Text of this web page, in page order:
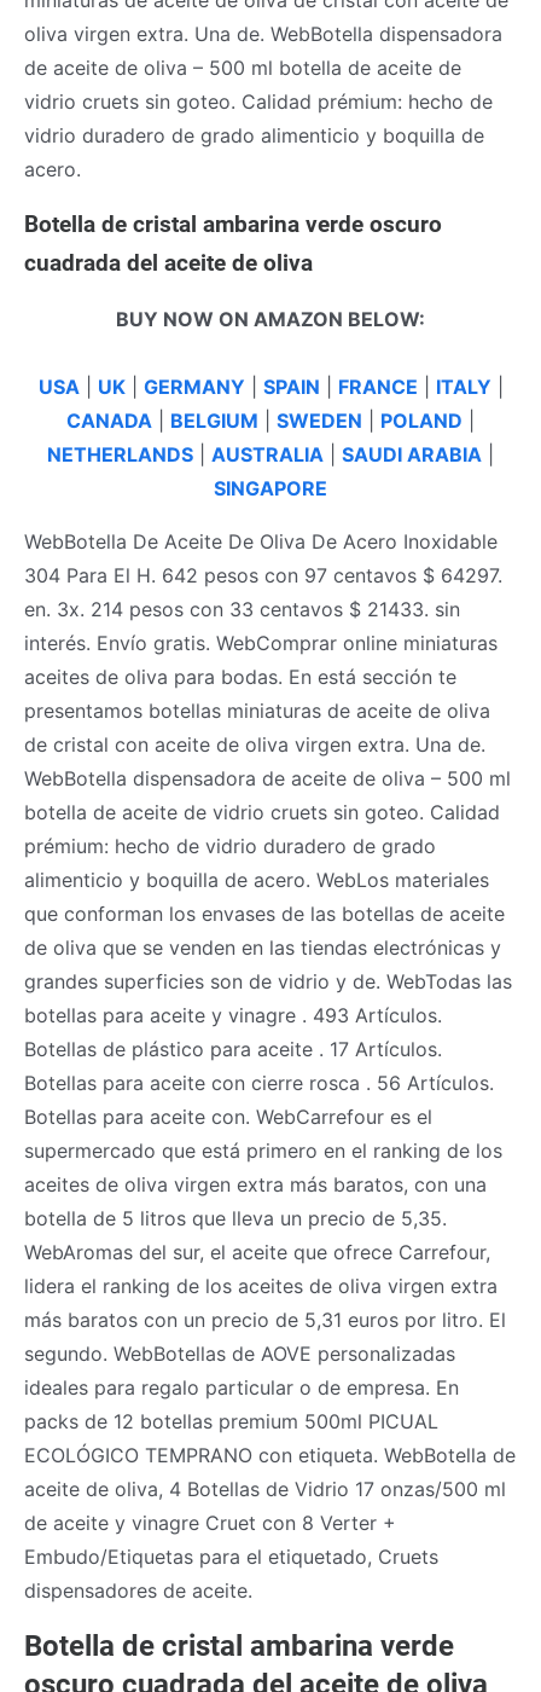
oliva virgen extra. Una de. WebBotella dispensadora
de aceite de oliva – 500 ml botella de aceite de
vidrio cruets sin goteo. Calidad prémium: hecho de
vidrio duradero de grado alimenticio y boquilla de
acero.
Botella de cristal ambarina verde oscuro
cuadrada del aceite de oliva
BUY NOW ON AMAZON BELOW:
USA UK| GERMANY SPAIN FRANCE ITALY
CANADA
BELGIUM SWEDEN POLAND
NETHERLANDS
AUSTRALIA SAUDI ARABIA
SINGAPORE
WebBotella De Aceite De Oliva De Acero Inoxidable
304 Para El H. 642 pesos con 97 centavos $ 64297.
en. 3x. 214 pesos con 33 centavos $ 21433. sin
interés. Envío gratis. WebComprar online miniaturas
aceites de oliva para bodas. En está sección te
presentamos botellas miniaturas de aceite de oliva
de cristal con aceite de oliva virgen extra. Una de.
WebBotella dispensadora de aceite de oliva – 500 ml
botella de aceite de vidrio cruets sin goteo. Calidad
prémium: hecho de vidrio duradero de grado
alimenticio y boquilla de acero. WebLos materiales
que conforman los envases de las botellas de aceite
de oliva que se venden en las tiendas electrónicas y
grandes superficies son de vidrio y de. WebTodas las
botellas para aceite y vinagre . 493 Artículos.
Botellas de plástico para aceite . 17 Artículos.
Botellas para aceite con cierre rosca . 56 Artículos.
Botellas para aceite con. WebCarrefour es el
supermercado que está primero en el ranking de los
aceites de oliva virgen extra más baratos, con una
botella de 5 litros que lleva un precio de 5,35.
WebAromas del sur, el aceite que ofrece Carrefour,
lidera el ranking de los aceites de oliva virgen extra
más baratos con un precio de 5,31 euros por litro. El
segundo. WebBotellas de AOVE personalizadas
ideales para regalo particular o de empresa. En
packs de 12 botellas premium 500ml PICUAL
ECOLÓGICO TEMPRANO con etiqueta. WebBotella de
aceite de oliva, 4 Botellas de Vidrio 17 onzas/500 ml
de aceite y vinagre Cruet con 8 Verter +
Embudo/Etiquetas para el etiquetado, Cruets
dispensadores de aceite.
Botella de cristal ambarina verde
oscuro cuadrada del aceite de oliva